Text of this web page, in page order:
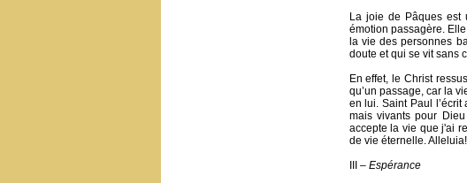
La joie de Pâques est
émotion passagère.
la vie des personnes
doute et qui se vit sans
En effet, le Christ
qu’un passage, car la
en lui. Saint Paul
mais vivants pour
accepte la vie que j'ai
de vie éternelle.
III – Espérance